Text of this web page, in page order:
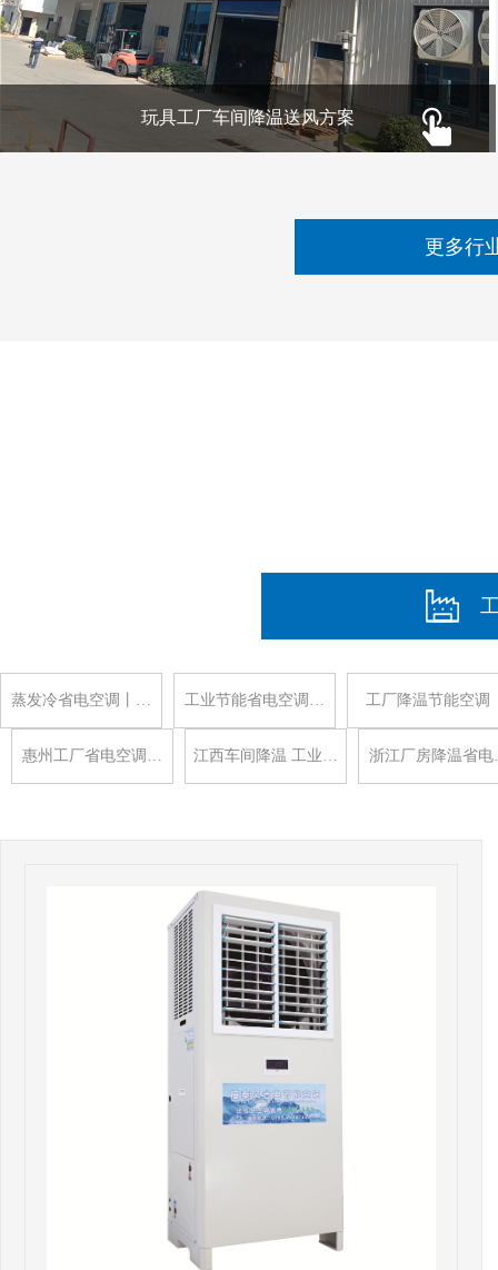
玩具工厂车间降温送风方案
更多行
蒸发冷省电空调丨… 工业节能省电空调… 工厂降温节能空调
惠州工厂省电空调… 江西车间降温 工业… 浙江厂房降温省